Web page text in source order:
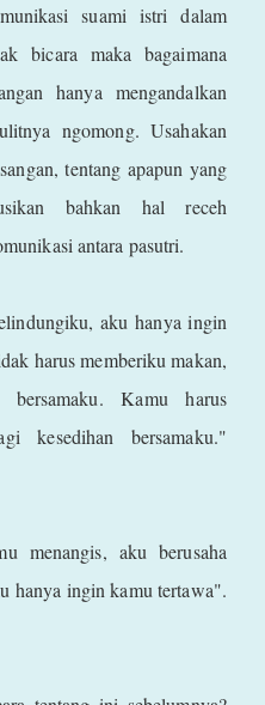
suami istri dalam
bicara maka bagaimana
hanya mengandalkan
ngomong. Usahakan
tentang apapun yang
bahkan hal receh
antara pasutri.
aku hanya ingin
harus memberiku makan,
Kamu harus
kesedihan bersamaku."
menangis, aku berusaha
hanya ingin kamu tertawa".